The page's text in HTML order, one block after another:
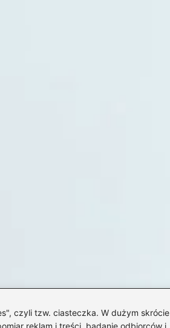
czyli tzw. ciasteczka. W dużym skrócie
reklam i treści, badanie odbiorców i